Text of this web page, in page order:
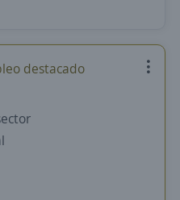
destacado